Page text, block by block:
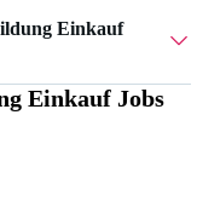
Einkauf
Jobs is 1.370 €.
Einkauf Jobs